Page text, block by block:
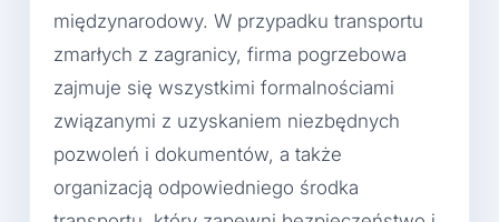
międzynarodowy. W przypadku transportu
zmarłych z zagranicy, firma pogrzebowa
zajmuje się wszystkimi formalnościami
związanymi z uzyskaniem niezbędnych
pozwoleń i dokumentów, a także
organizacją odpowiedniego środka